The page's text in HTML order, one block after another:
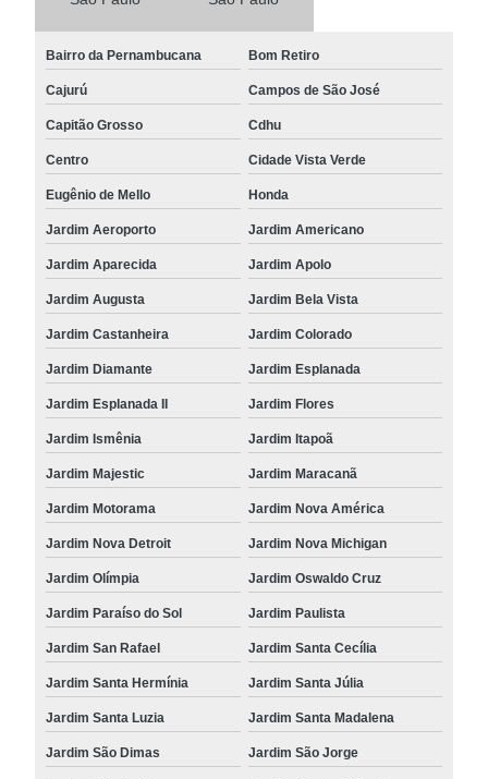
Bairro da Pernambucana Bom Retiro
Cajurú Campos de São José
Capitão Grosso Cdhu
Centro Cidade Vista Verde
Eugênio de Mello Honda
Jardim Aeroporto Jardim Americano
Jardim Aparecida Jardim Apolo
Jardim Augusta Jardim Bela Vista
Jardim Castanheira Jardim Colorado
Jardim Diamante Jardim Esplanada
Jardim Esplanada II Jardim Flores
Jardim Ismênia Jardim Itapoã
Jardim Majestic Jardim Maracanã
Jardim Motorama Jardim Nova América
Jardim Nova Detroit Jardim Nova Michigan
Jardim Olímpia Jardim Oswaldo Cruz
Jardim Paraíso do Sol Jardim Paulista
Jardim San Rafael Jardim Santa Cecília
Jardim Santa Hermínia Jardim Santa Júlia
Jardim Santa Luzia Jardim Santa Madalena
Jardim São Dimas Jardim São Jorge